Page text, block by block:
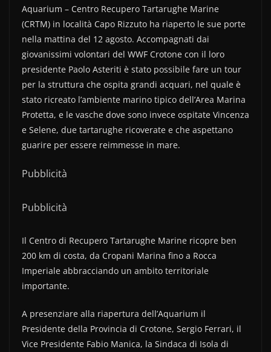
Aquarium – Centro Recupero Tartarughe Marine
(CRTM) in località Capo Rizzuto ha riaperto le sue porte
nella mattina del 12 agosto. Accompagnati dai
giovanissimi volontari del WWF Crotone con il loro
presidente Paolo Asteriti è stato possibile fare un tour
per la struttura che ospita grandi acquari, nel quale è
stato ricreato l’ambiente marino tipico dell’Area Marina
Protetta, e le vasche dove sono invece ospitate Vincenza
e Selene, due tartarughe ricoverate e che aspettano
guarire per essere reimmesse in mare.
Pubblicità
Pubblicità
Il Centro di Recupero Tartarughe Marine ricopre ben
200 km di costa, da Cropani Marina fino a Rocca
Imperiale abbracciando un ambito territoriale
importante.
A presenziare alla riapertura dell’Aquarium il
Presidente della Provincia di Crotone, Sergio Ferrari, il
Vice Presidente Fabio Manica, la Sindaca di Isola di